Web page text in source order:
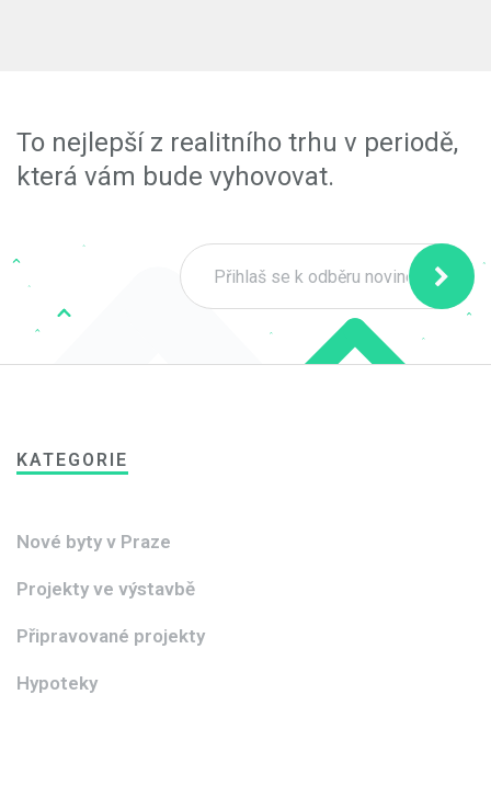
To nejlepší z realitního trhu v periodě,
která vám bude vyhovovat.
KATEGORIE
Nové byty v Praze
Projekty ve výstavbě
Připravované projekty
Hypoteky